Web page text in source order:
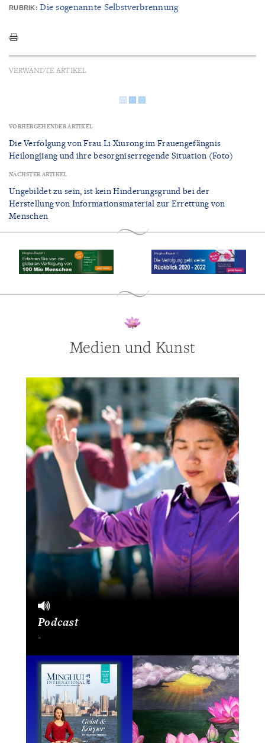
RUBRIK: Die sogenannte Selbstverbrennung
VERWANDTE ARTIKEL
VORHERGEHENDER ARTIKEL
Die Verfolgung von Frau Li Xiurong im Frauengefängnis
Heilongjiang und ihre besorgniserregende Situation (Foto)
NÄCHSTER ARTIKEL
Ungebildet zu sein, ist kein Hinderungsgrund bei der
Herstellung von Informationsmaterial zur Errettung von
Menschen
Medien und Kunst
Podcast
-